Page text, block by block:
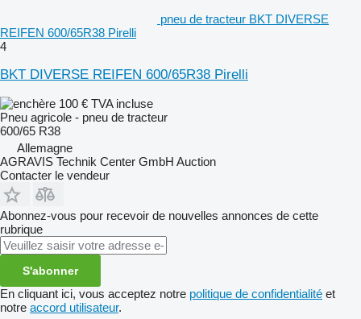
pneu de tracteur BKT DIVERSE
REIFEN 600/65R38 Pirelli
4
BKT DIVERSE REIFEN 600/65R38 Pirelli
100 € TVA incluse
Pneu agricole - pneu de tracteur
600/65 R38
Allemagne
AGRAVIS Technik Center GmbH Auction
Contacter le vendeur
Abonnez-vous pour recevoir de nouvelles annonces de cette
rubrique
S'abonner
En cliquant ici, vous acceptez notre politique de confidentialité et
notre accord utilisateur.